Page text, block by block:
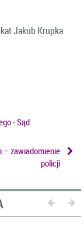
Jakub Krupka
- Sąd
– zawiadomienie
policji